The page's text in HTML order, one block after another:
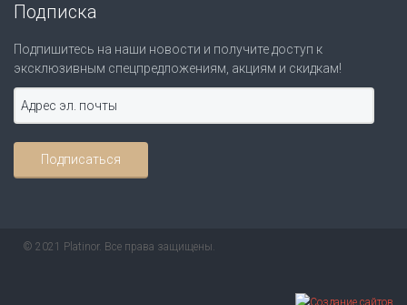
Подписка
Подпишитесь на наши новости и получите доступ к
эксклюзивным спецпредложениям, акциям и скидкам!
© 2021 Platinor. Все права защищены.